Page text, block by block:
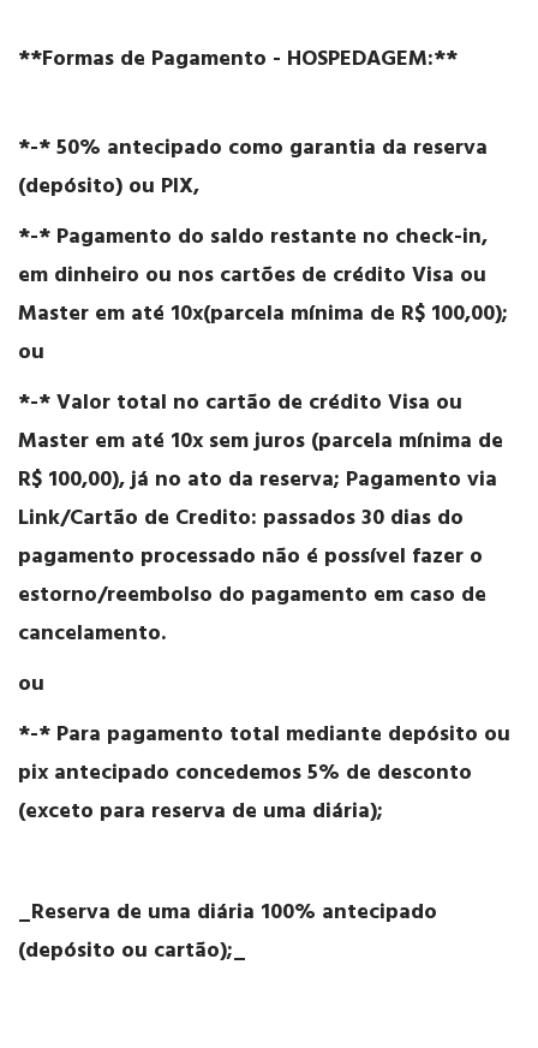
**Formas de Pagamento - HOSPEDAGEM:**
*-* 50% antecipado como garantia da reserva
(depósito) ou PIX,
*-* Pagamento do saldo restante no check-in,
em dinheiro ou nos cartões de crédito Visa ou
Master em até 10x(parcela mínima de R$ 100,00);
ou
*-* Valor total no cartão de crédito Visa ou
Master em até 10x sem juros (parcela mínima de
R$ 100,00), já no ato da reserva; Pagamento via
Link/Cartão de Credito: passados 30 dias do
pagamento processado não é possível fazer o
estorno/reembolso do pagamento em caso de
cancelamento.
ou
*-* Para pagamento total mediante depósito ou
pix antecipado concedemos 5% de desconto
(exceto para reserva de uma diária);
_Reserva de uma diária 100% antecipado
(depósito ou cartão);_